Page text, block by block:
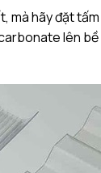
mà hãy đặt tấm
lên